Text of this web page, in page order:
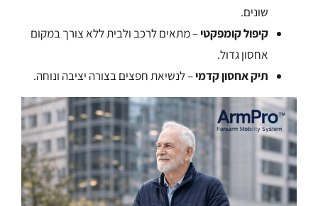
שונים.
קיפול קומפקטי– מתאים לרכב ולבית ללא צורך במקום
אחסון גדול.
תיק אחסון קדמי– לנשיאת חפצים בצורה יציבה ונוחה.